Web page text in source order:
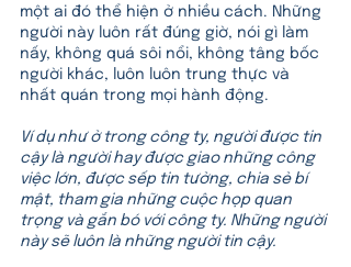
một ai đó thể hiện ở nhiều cách. Những
người này luôn rất đúng giờ, nói gì làm
nấy, không quá sôi nổi, không tâng bốc
người khác, luôn luôn trung thực và
nhất quán trong mọi hành động.
Ví dụ như ở trong công ty, người được tin
cậy là người hay được giao những công
việc lớn, được sếp tin tưởng, chia sẻ bí
mật, tham gia những cuộc họp quan
trọng và gắn bó với công ty. Những người
này sẽ luôn là những người tin cậy.